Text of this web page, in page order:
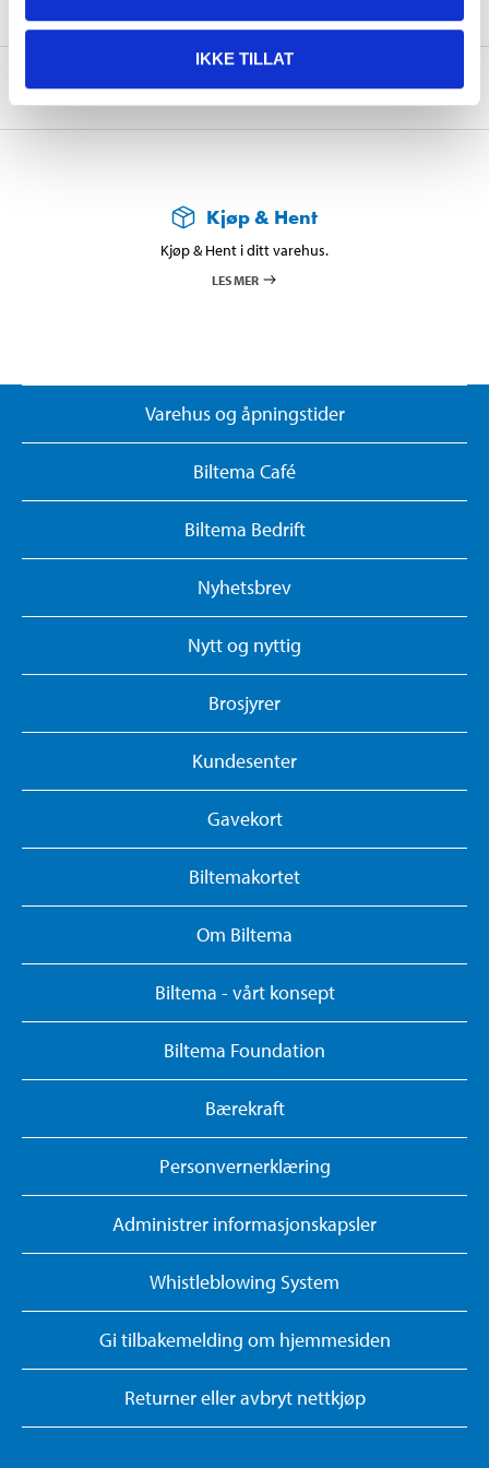
IKKE TILLAT
Om produsenten
Kjøp & Hent
Kjøp & Hent i ditt varehus.
LES MER
Varehus og åpningstider
Biltema Café
Biltema Bedrift
Nyhetsbrev
Nytt og nyttig
Brosjyrer
Kundesenter
Gavekort
Biltemakortet
Om Biltema
Biltema - vårt konsept
Biltema Foundation
Bærekraft
Personvernerklæring
Administrer informasjonskapsler
Whistleblowing System
Gi tilbakemelding om hjemmesiden
Returner eller avbryt nettkjøp